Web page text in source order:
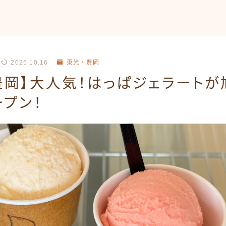
2025.10.16 東光・豊岡
岡】大人気！はっぱジェラート
ン！